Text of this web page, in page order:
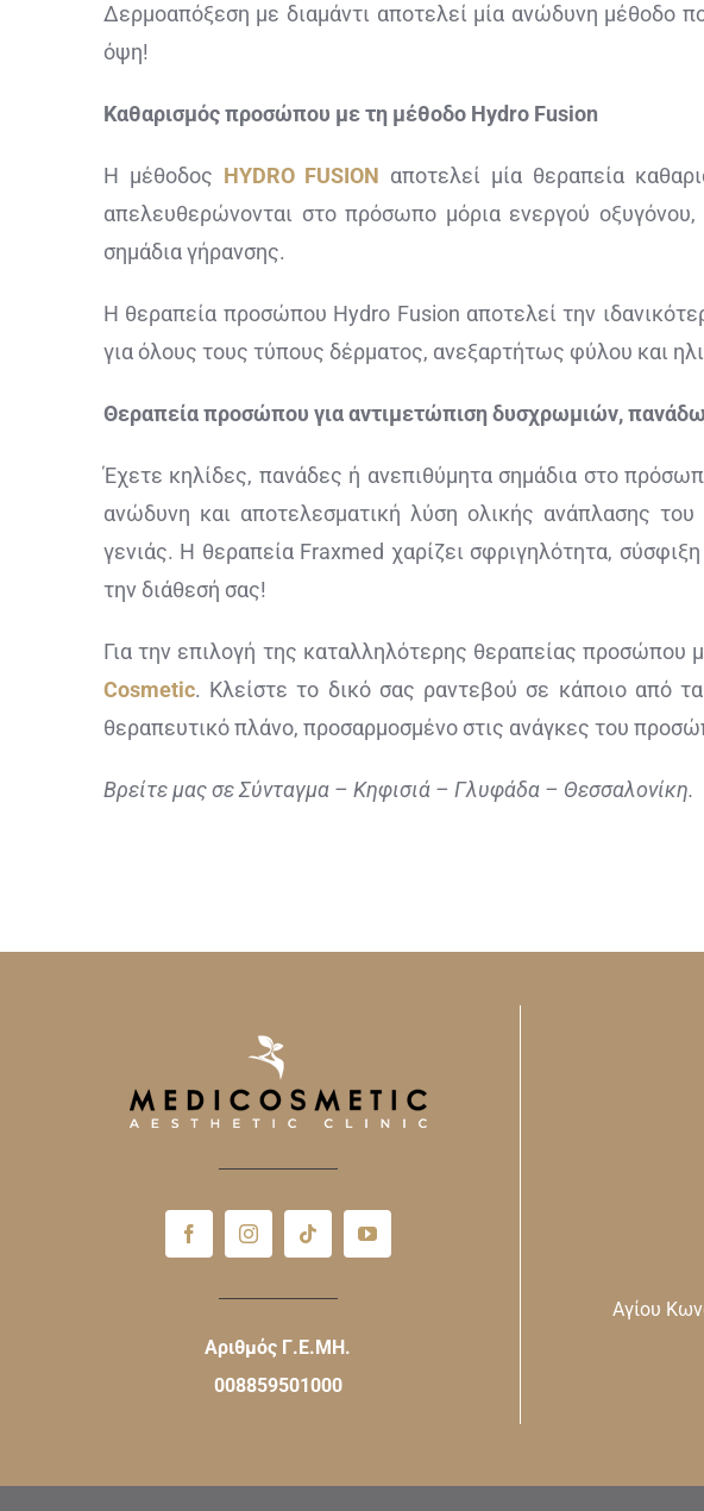
Δερμοαπόξεση με διαμάντι αποτελεί μία ανώδυνη μέθοδο
όψη!
Καθαρισμός προσώπου με τη μέθοδο Hydro Fusion
Η μέθοδος HYDRO FUSION αποτελεί μία θεραπεία
απελευθερώνονται στο πρόσωπο μόρια ενεργού
σημάδια γήρανσης.
Η θεραπεία προσώπου Hydro Fusion αποτελεί την
για όλους τους τύπους δέρματος, ανεξαρτήτως φύλου και
Θεραπεία προσώπου για αντιμετώπιση δυσχρωμιών,
Έχετε κηλίδες, πανάδες ή ανεπιθύμητα σημάδια στο
ανώδυνη και αποτελεσματική λύση ολικής ανάπλασης
γενιάς. Η θεραπεία Fraxmed χαρίζει σφριγηλότητα,
την διάθεσή σας!
Για την επιλογή της καταλληλότερης θεραπείας προσώπου
Cosmetic. Κλείστε το δικό σας ραντεβού σε κάποιο από τα
θεραπευτικό πλάνο, προσαρμοσμένο στις ανάγκες του
Βρείτε μας σε Σύνταγμα – Κηφισιά – Γλυφάδα – Θεσσαλονίκη.
Αριθμός Γ.Ε.ΜΗ.
008859501000
Αγίου